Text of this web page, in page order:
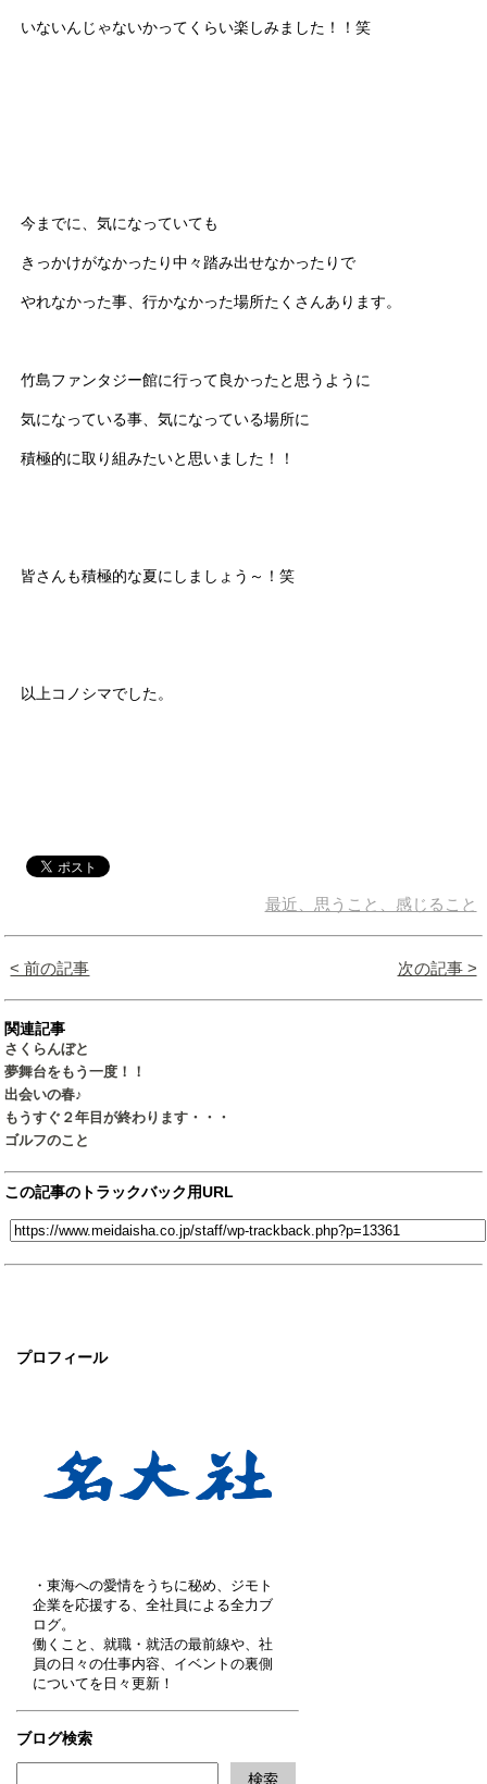
プロフィール
・東海への愛情をうちに秘め、ジモト
企業を応援する、全社員による全力ブ
ログ。
働くこと、就職・就活の最前線や、社
員の日々の仕事内容、イベントの裏側
についてを日々更新！
ブログ検索
いないんじゃないかってくらい楽しみました！！笑
今までに、気になっていても
きっかけがなかったり中々踏み出せなかったりで
やれなかった事、行かなかった場所たくさんあります。
竹島ファンタジー館に行って良かったと思うように
気になっている事、気になっている場所に
積極的に取り組みたいと思いました！！
皆さんも積極的な夏にしましょう～！笑
以上コノシマでした。
最近、思うこと、感じること
< 前の記事 次の記事 >
関連記事
さくらんぼと
夢舞台をもう一度！！
出会いの春♪
もうすぐ２年目が終わります・・・
ゴルフのこと
この記事のトラックバック用URL